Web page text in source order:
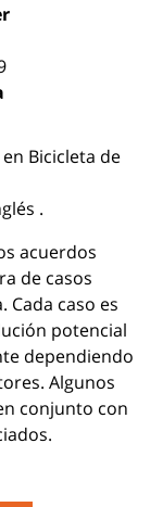
Bicicleta de
.
acuerdos
de casos
caso es
potencial
dependiendo
Algunos
conjunto con